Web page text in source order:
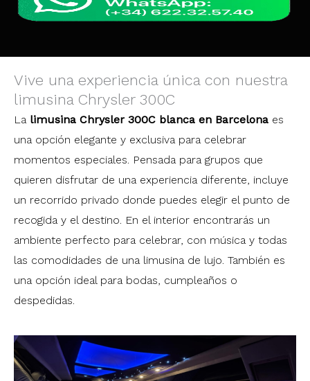
Vive una experiencia única con nuestra
limusina Chrysler 300C
La limusina Chrysler 300C blanca en Barcelona es
una opción elegante y exclusiva para celebrar
momentos especiales. Pensada para grupos que
quieren disfrutar de una experiencia diferente, incluye
un recorrido privado donde puedes elegir el punto de
recogida y el destino. En el interior encontrarás un
ambiente perfecto para celebrar, con música y todas
las comodidades de una limusina de lujo. También es
una opción ideal para bodas, cumpleaños o
despedidas.